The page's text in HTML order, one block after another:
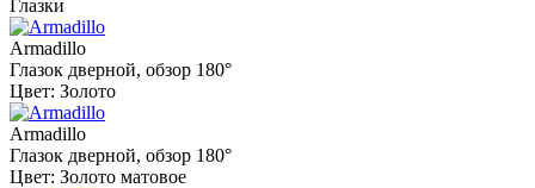
Глазки
Armadillo
Глазок дверной, обзор 180°
Цвет: Золото
Armadillo
Глазок дверной, обзор 180°
Цвет: Золото матовое